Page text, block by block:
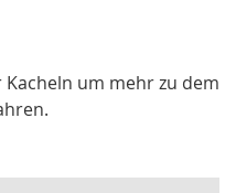
Kacheln um mehr zu dem